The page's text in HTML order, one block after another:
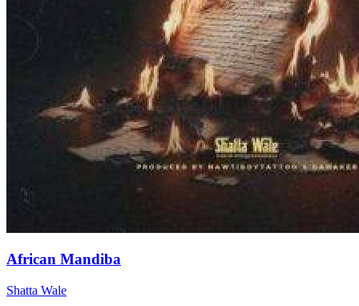
African Mandiba
Shatta Wale